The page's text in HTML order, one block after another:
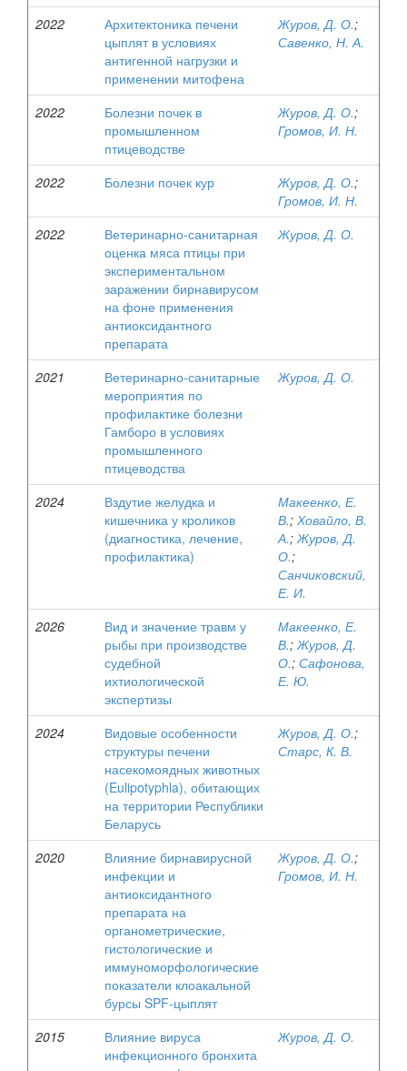
2022
Архитектоника печени
цыплят в условиях
антигенной нагрузки и
применении митофена
Журов, Д. О.;
Савенко, Н. А.
2022
Болезни почек в
промышленном
птицеводстве
Журов, Д. О.;
Громов, И. Н.
2022 Болезни почек кур Журов, Д. О.;
Громов, И. Н.
2022
Ветеринарно-санитарная
оценка мяса птицы при
экспериментальном
заражении бирнавирусом
на фоне применения
антиоксидантного
препарата
Журов, Д. О.
2021
Ветеринарно-санитарные
мероприятия по
профилактике болезни
Гамборо в условиях
промышленного
птицеводства
Журов, Д. О.
2024
Вздутие желудка и
кишечника у кроликов
(диагностика, лечение,
профилактика)
Макеенко, Е.
В.; Ховайло, В.
А.;Журов, Д.
О.;
Санчиковский,
Е. И.
2026
Вид и значение травм у
рыбы при производстве
судебной
ихтиологической
экспертизы
Макеенко, Е.
В.;Журов, Д.
О.; Сафонова,
Е. Ю.
2024
Видовые особенности
структуры печени
насекомоядных животных
(Eulipotyphla), обитающих
на территории Республики
Беларусь
Журов, Д. О.;
Старс, К. В.
2020
Влияние бирнавирусной
инфекции и
антиоксидантного
препарата на
органометрические,
гистологические и
иммуноморфологические
показатели клоакальной
бурсы SPF-цыплят
Журов, Д. О.;
Громов, И. Н.
2015
Влияние вируса
инфекционного бронхита
Журов, Д. О.